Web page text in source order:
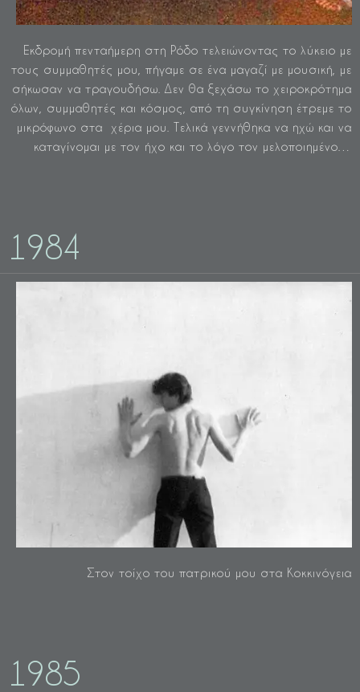
Εκδρομή πενταήμερη στη Ρόδο τελειώνοντας το λύκειο με
τους συμμαθητές μου, πήγαμε σε ένα μαγαζί με μουσική, με
σήκωσαν να τραγουδήσω. Δεν θα ξεχάσω το χειροκρότημα
όλων, συμμαθητές και κόσμος, από τη συγκίνηση έτρεμε το
μικρόφωνο στα χέρια μου. Τελικά γεννήθηκα να ηχώ και να
καταγίνομαι με τον ήχο και το λόγο τον μελοποιημένο…
1984
Στον τοίχο του πατρικού μου στα Κοκκινόγεια
1985